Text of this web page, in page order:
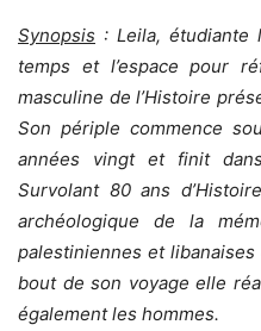
Synopsis : Leila, étudiante
temps et l’espace pour
masculine de l’Histoire
Son périple commence
années vingt et finit
Survolant 80 ans
archéologique de la
palestiniennes et
bout de son voyage elle
également les hommes.